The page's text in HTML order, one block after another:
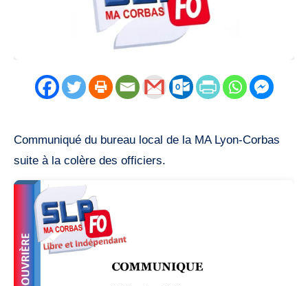
Communiqué du bureau local de la MA Lyon-Corbas
suite à la colère des officiers.